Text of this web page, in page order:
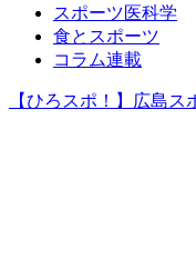
スポーツ医科学
食とスポーツ
コラム連載
【ひろスポ！】広島